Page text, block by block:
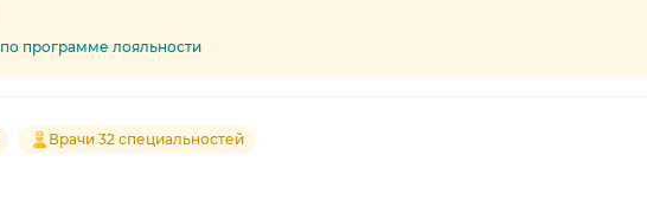
по программе лояльности
Врачи 32 специальностей